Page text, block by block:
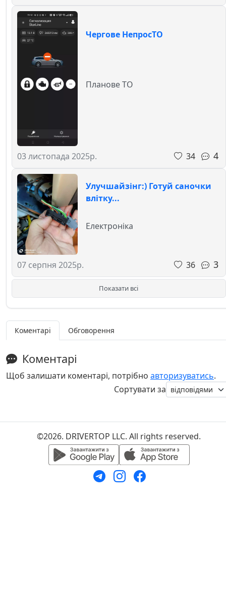
Чергове НепросТО
03 листопада 2025р.
Планове ТО
34 4
Улучшайзінг:) Готуй саночки
влітку...
07 серпня 2025р.
Електроніка
36 3
Показати всі
Коментарі Обговорення
Коментарі
Щоб залишати коментарі, потрібно авторизуватись.
Сортувати за
©2026. DRIVERTOP LLC. All rights reserved.